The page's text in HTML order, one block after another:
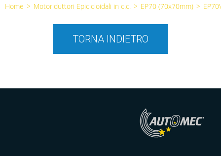
Home > Motoriduttori Epicicloidali in c.c. > EP70 (70x70mm) >
TORNA INDIETRO